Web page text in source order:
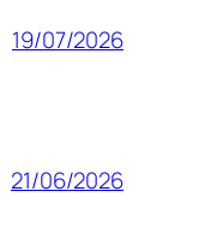
19/07/2026
21/06/2026